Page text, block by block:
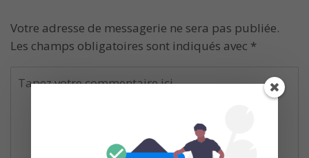
Votre adresse de messagerie ne sera pas publiée.
Les champs obligatoires sont indiqués avec *